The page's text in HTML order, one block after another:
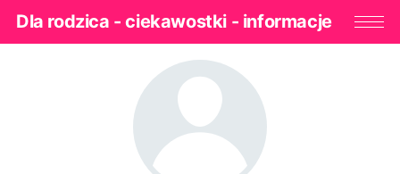
Dla rodzica - ciekawostki - informacje